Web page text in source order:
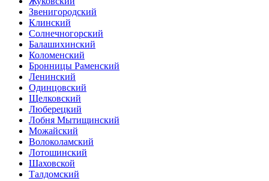
Звенигородский
Клинский
Солнечногорский
Балашихинский
Коломенский
Бронницы Раменский
Ленинский
Одинцовский
Щелковский
Люберецкий
Лобня Мытищинский
Можайский
Волоколамский
Лотошинский
Шаховской
Талдомский